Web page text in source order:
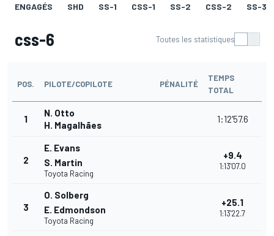
ENGAGÉS SHD SS-1 CSS-1 SS-2 CSS-2 SS-3
css-6 Toutes les statistiques
POS. PILOTE/COPILOTE PÉNALITÉ
TEMPS
TOTAL
1
N. Otto
H. Magalhães
1:12'57.6
2
E. Evans
S. Martin
Toyota Racing
+9.4
1:13'07.0
3
O. Solberg
E. Edmondson
Toyota Racing
+25.1
1:13'22.7